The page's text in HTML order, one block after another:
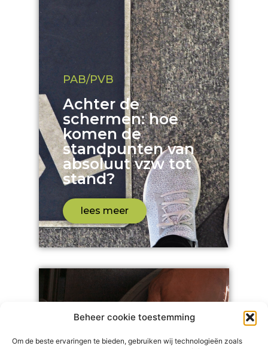
Beheer cookie toestemming
Om de beste ervaringen te bieden, gebruiken wij technologieën zoals
PAB/PVB
Achter de
schermen: hoe
komen de
standpunten van
absoluut vzw tot
stand?
lees meer